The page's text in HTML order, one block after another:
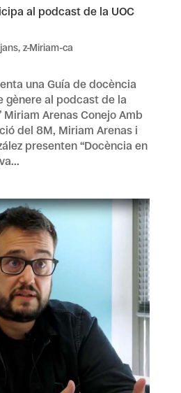
al podcast de la UOC
, z-Miriam-ca
una Guía de docència
gènere al podcast de la
Miriam Arenas Conejo Amb
del 8M, Miriam Arenas i
presenten “Docència en